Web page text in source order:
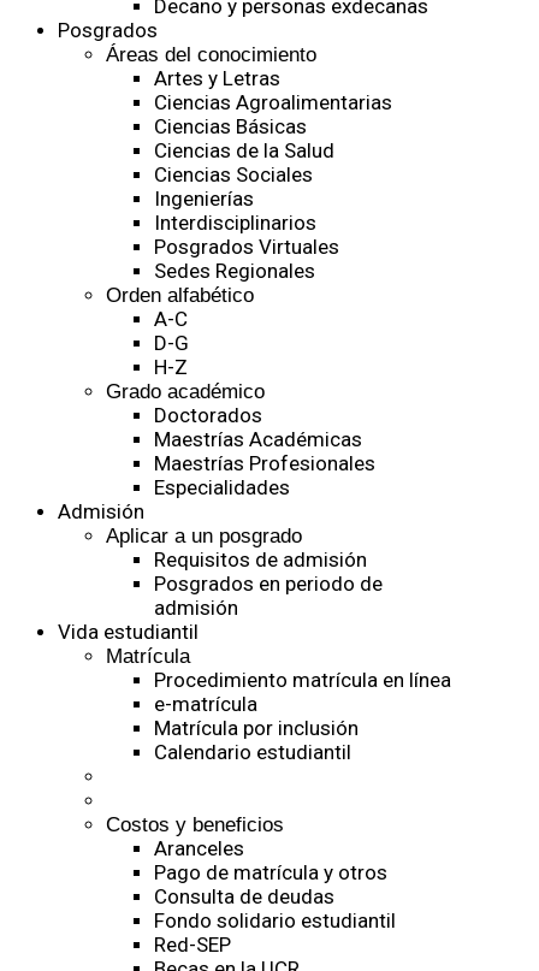
Decano y personas exdecanas
Posgrados
Áreas del conocimiento
Artes y Letras
Ciencias Agroalimentarias
Ciencias Básicas
Ciencias de la Salud
Ciencias Sociales
Ingenierías
Interdisciplinarios
Posgrados Virtuales
Sedes Regionales
Orden alfabético
A-C
D-G
H-Z
Grado académico
Doctorados
Maestrías Académicas
Maestrías Profesionales
Especialidades
Admisión
Aplicar a un posgrado
Requisitos de admisión
Posgrados en periodo de
admisión
Vida estudiantil
Matrícula
Procedimiento matrícula en línea
e-matrícula
Matrícula por inclusión
Calendario estudiantil
Costos y beneficios
Aranceles
Pago de matrícula y otros
Consulta de deudas
Fondo solidario estudiantil
Red-SEP